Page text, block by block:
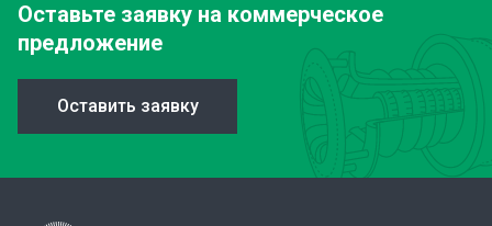
Оставьте заявку на коммерческое
предложение
Оставить заявку